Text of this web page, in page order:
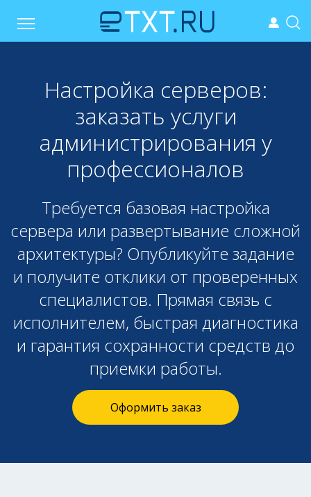
Настройка серверов:
заказать услуги
администрирования у
профессионалов
Требуется базовая настройка
сервера или развертывание сложной
архитектуры? Опубликуйте задание
и получите отклики от проверенных
специалистов. Прямая связь с
исполнителем, быстрая диагностика
и гарантия сохранности средств до
приемки работы.
Оформить заказ